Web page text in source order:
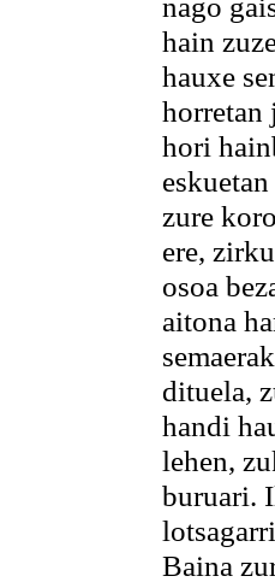
hain
hauxe
horretan
hori
zure
ere,
osoa
aitona
dituela,
handi
lehen,
buruari.
Baina